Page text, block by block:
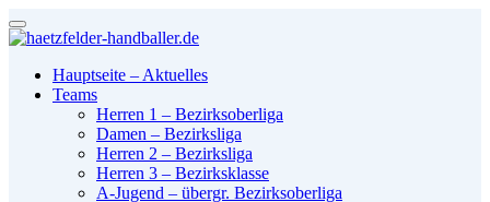
Hauptseite – Aktuelles
Teams
Herren 1 – Bezirksoberliga
Damen – Bezirksliga
Herren 2 – Bezirksliga
Herren 3 – Bezirksklasse
A-Jugend – übergr. Bezirksoberliga